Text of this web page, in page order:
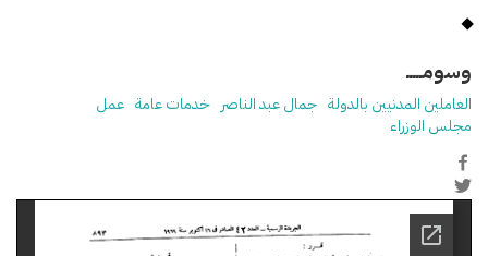
وسومـــــ
العاملين المدنيين بالدولة جمال عبد الناصر خدمات عامة عمل
مجلس الوزراء